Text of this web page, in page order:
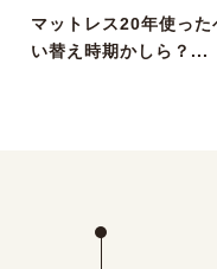
マットレス20年使った
い替え時期かしら？...